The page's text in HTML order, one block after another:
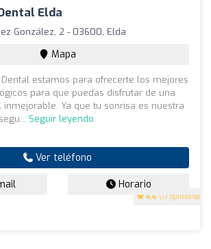
Elda
4.6 (17 opiniones)
González, 2 - 03600, Elda
Mapa
Dental estamos para ofrecerte los mejores
para que puedas disfrutar de una
Ya que tu sonrisa es nuestra
Seguir leyendo
Ver teléfono
Horario